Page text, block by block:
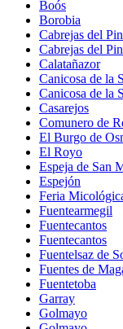
Boós
Borobia
Cabrejas del
Cabrejas del
Calatañazor
Canicosa de la
Canicosa de la
Casarejos
Comunero de
El Burgo de
El Royo
Espeja de San
Espejón
Feria
Fuentearmegil
Fuentecantos
Fuentecantos
Fuentelsaz de
Fuentes de
Fuentetoba
Garray
Golmayo